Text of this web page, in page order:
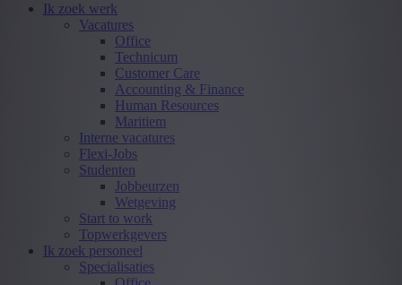
Ik zoek werk
Vacatures
Office
Technicum
Customer Care
Accounting & Finance
Human Resources
Maritiem
Interne vacatures
Flexi-Jobs
Studenten
Jobbeurzen
Wetgeving
Start to work
Topwerkgevers
Ik zoek personeel
Specialisaties